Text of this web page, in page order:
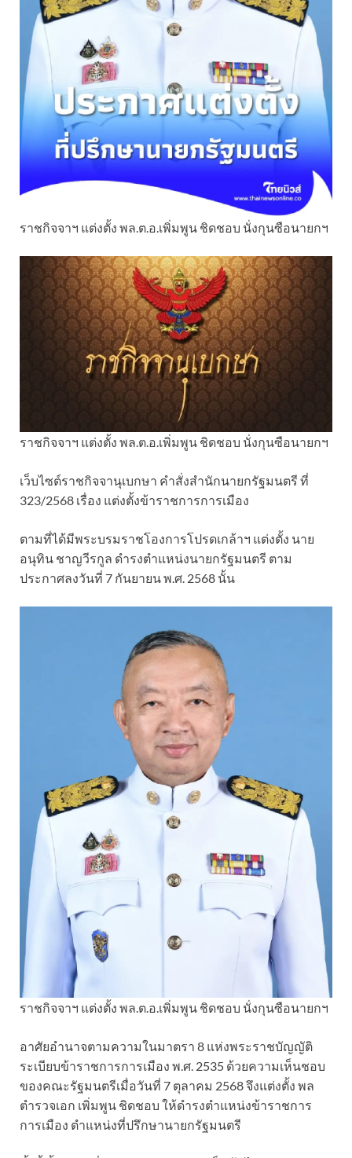
ราชกิจจาฯ แต่งตั้ง พล.ต.อ.เพิ่มพูน ชิดชอบ นั่งกุนซือนายกฯ
ราชกิจจาฯ แต่งตั้ง พล.ต.อ.เพิ่มพูน ชิดชอบ นั่งกุนซือนายกฯ
เว็บไซต์ราชกิจจานุเบกษา คำสั่งสำนักนายกรัฐมนตรี ที่
323/2568 เรื่อง แต่งตั้งข้าราชการการเมือง
ตามที่ได้มีพระบรมราชโองการโปรดเกล้าฯ แต่งตั้ง นาย
อนุทิน ชาญวีรกูล ดำรงตำแหน่งนายกรัฐมนตรี ตาม
ประกาศลงวันที่ 7 กันยายน พ.ศ. 2568 นั้น
ราชกิจจาฯ แต่งตั้ง พล.ต.อ.เพิ่มพูน ชิดชอบ นั่งกุนซือนายกฯ
อาศัยอำนาจตามความในมาตรา 8 แห่งพระราชบัญญัติ
ระเบียบข้าราชการการเมือง พ.ศ. 2535 ด้วยความเห็นชอบ
ของคณะรัฐมนตรีเมื่อวันที่ 7 ตุลาคม 2568 จึงแต่งตั้ง พล
ตำรวจเอก เพิ่มพูน ชิดชอบ ให้ดำรงตำแหน่งข้าราชการ
การเมือง ตำแหน่งที่ปรึกษานายกรัฐมนตรี